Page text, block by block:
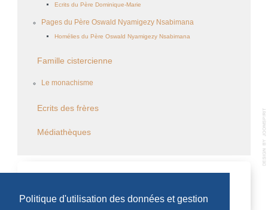
Politique d'utilisation des données et gestion
Ecrits du Père Dominique-Marie
Pages du Père Oswald Nyamigezy Nsabimana
Homélies du Père Oswald Nyamigezy Nsabimana
Famille cistercienne
Le monachisme
Ecrits des frères
Médiathèques
Aucun évènement